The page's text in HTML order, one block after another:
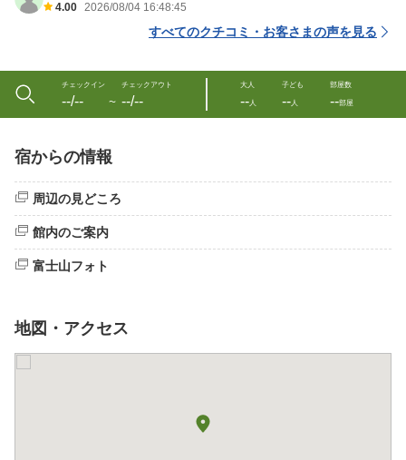
4.00 2026/08/04 16:48:45
すべてのクチコミ・お客さまの声を見る
チェックイン
--/-- 〜
チェックアウト
--/--
大人
--人
子ども
--人
部屋数
--部屋
宿からの情報
周辺の見どころ
館内のご案内
富士山フォト
地図・アクセス